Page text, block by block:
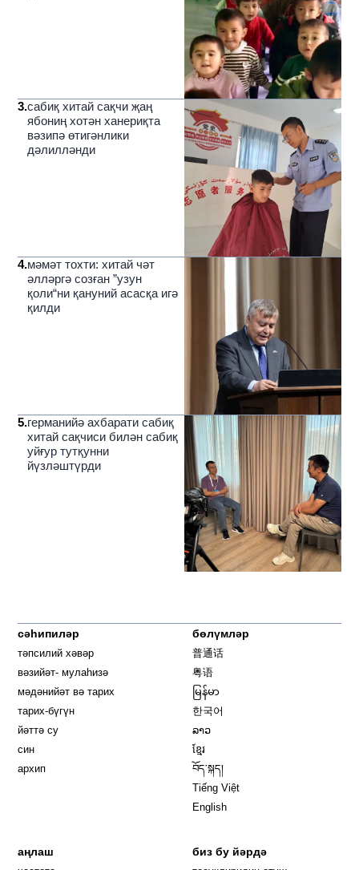
3.сабиқ хитай сақчи җаң
ябониң хотән ханериқта
вәзипә өтигәнлики
дәлилләнди
4.мәмәт тохти: хитай чәт
әлләргә созған ”узун
қоли“ни қануний асасқа игә
қилди
5.германийә ахбарати сабиқ
хитай сақчиси билән сабиқ
уйғур тутқунни
йүзләштүрди
сәһипиләр
тәпсилий хәвәр
вәзийәт- мулаһизә
мәдәнийәт вә тарих
тарих-бүгүн
йәттә су
син
архип
бөлүмләр
普通话
粤语
မြန်မာ
한국어
ລາວ
ខ្មែរ
བོད་སྐད།
Tiếng Việt
English
аңлаш биз бу йәрдә